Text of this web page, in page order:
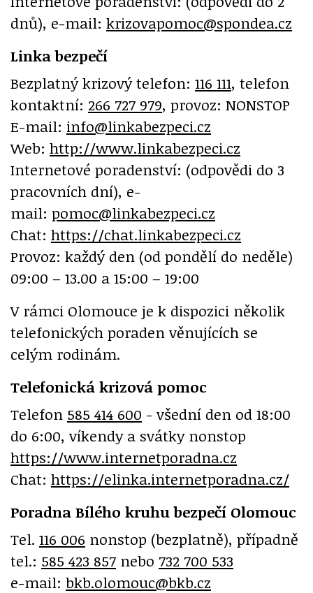
dnů), e-mail: krizovapomoc@spondea.cz
Linka bezpečí
Bezplatný krizový telefon: 116 111, telefon
kontaktní: 266 727 979, provoz: NONSTOP
E-mail: info@linkabezpeci.cz
Web: http://www.linkabezpeci.cz
Internetové poradenství: (odpovědi do 3
pracovních dní), e-
mail: pomoc@linkabezpeci.cz
Chat: https://chat.linkabezpeci.cz
Provoz: každý den (od pondělí do neděle)
09:00 – 13.00 a 15:00 – 19:00
V rámci Olomouce je k dispozici několik
telefonických poraden věnujících se
celým rodinám.
Telefonická krizová pomoc
Telefon 585 414 600 - všední den od 18:00
do 6:00, víkendy a svátky nonstop
https://www.internetporadna.cz
Chat: https://elinka.internetporadna.cz/
Poradna Bílého kruhu bezpečí Olomouc
Tel. 116 006 nonstop (bezplatně), případně
tel.: 585 423 857 nebo 732 700 533
e-mail: bkb.olomouc@bkb.cz